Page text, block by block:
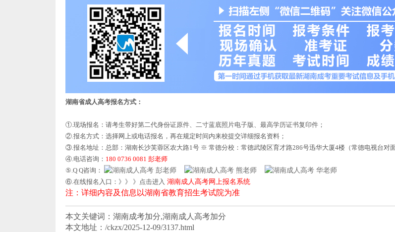
湖南省成人高考报名方式：
①.现场报名：请考生带好第二代身份证原件、二寸蓝底照片电子版、最高学历证书复印件；
②.报名方式：选择网上或电话报名，再在规定时间内来校提交详细报名资料；
③.报名地址：总部：湖南长沙芙蓉区农大路1号 ※ 常德分校：常德武陵区育才路286号迅华大厦4楼（常德电视台对面
④.电话咨询： 180 0736 0081 彭老师
⑤.Q Q咨询：
彭老师 熊老师
华老师
⑥.在线报名入口：》》 》点击进入 湖南成人高考网上报名系统
注：详细内容及信息以湖南省教育招生考试院为准
本文关键词：湖南成考加分,湖南成人高考加分
本文地址：/ckzx/2025-12-09/3137.html